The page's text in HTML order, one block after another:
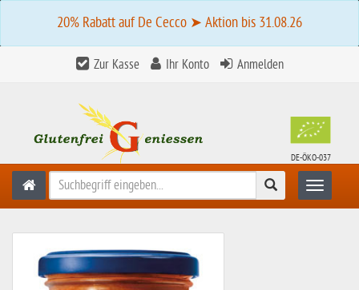
20% Rabatt auf De Cecco ➤ Aktion bis 31.08.26
Zur Kasse Ihr Konto Anmelden
DE-ÖKO-037
Suchen Toggle